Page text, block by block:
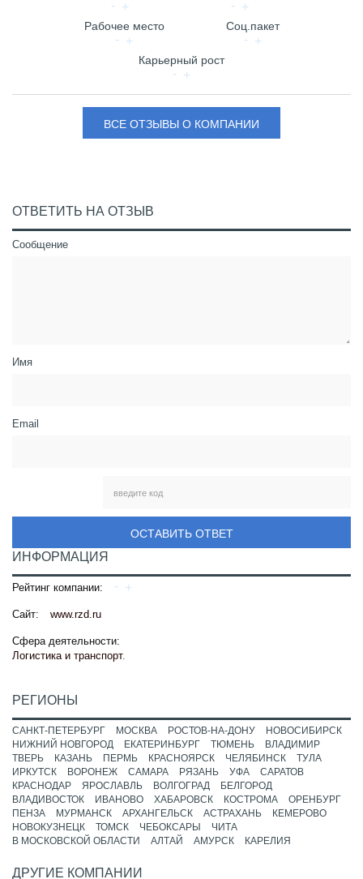
Рабочее место Соц.пакет
Карьерный рост
ВСЕ ОТЗЫВЫ О КОМПАНИИ
ОТВЕТИТЬ НА ОТЗЫВ
Сообщение
Имя
Email
ОСТАВИТЬ ОТВЕТ
ИНФОРМАЦИЯ
Рейтинг компании:
Сайт: www.rzd.ru
Сфера деятельности:
Логистика и транспорт.
РЕГИОНЫ
САНКТ-ПЕТЕРБУРГ МОСКВА РОСТОВ-НА-ДОНУ
НОВОСИБИРСК
НИЖНИЙ НОВГОРОД
ЕКАТЕРИНБУРГ ТЮМЕНЬ
ВЛАДИМИР
ТВЕРЬ
КАЗАНЬ ПЕРМЬ КРАСНОЯРСК ЧЕЛЯБИНСК
ТУЛА
ИРКУТСК
ВОРОНЕЖ САМАРА РЯЗАНЬ УФА
САРАТОВ
КРАСНОДАР
ЯРОСЛАВЛЬ ВОЛГОГРАД
БЕЛГОРОД
ВЛАДИВОСТОК
ИВАНОВО ХАБАРОВСК КОСТРОМА
ОРЕНБУРГ
ПЕНЗА
МУРМАНСК АРХАНГЕЛЬСК АСТРАХАНЬ
КЕМЕРОВО
НОВОКУЗНЕЦК
ТОМСК ЧЕБОКСАРЫ
ЧИТА
В МОСКОВСКОЙ ОБЛАСТИ
АЛТАЙ АМУРСК КАРЕЛИЯ
ДРУГИЕ КОМПАНИИ